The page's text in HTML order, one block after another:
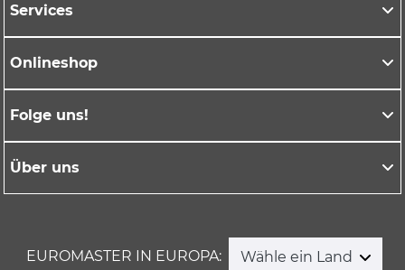
Services
Onlineshop
Folge uns!
Über uns
EUROMASTER IN EUROPA: Wähle ein Land